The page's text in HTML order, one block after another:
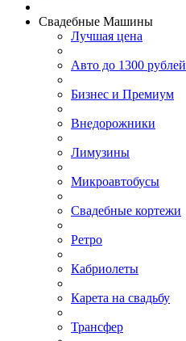
Свадебные Машины
Лучшая цена
Авто до 1300 рублей
Бизнес и Премиум
Внедорожники
Лимузины
Микроавтобусы
Свадебные кортежи
Ретро
Кабриолеты
Карета на свадьбу
Трансфер